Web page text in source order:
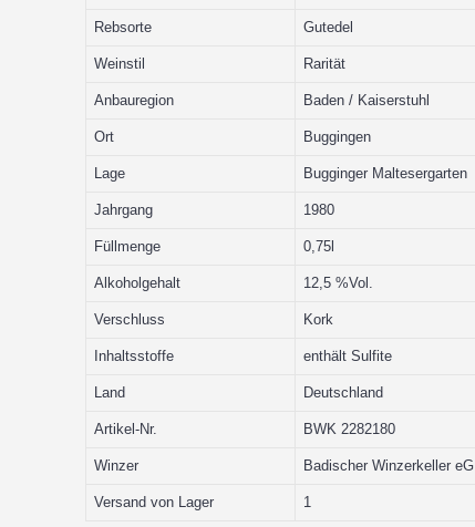
Rebsorte Gutedel
Weinstil Rarität
Anbauregion Baden / Kaiserstuhl
Ort Buggingen
Lage Bugginger Maltesergarten
Jahrgang 1980
Füllmenge 0,75l
Alkoholgehalt 12,5 %Vol.
Verschluss Kork
Inhaltsstoffe enthält Sulfite
Land Deutschland
Artikel-Nr. BWK 2282180
Winzer Badischer Winzerkeller eG
Versand von Lager 1